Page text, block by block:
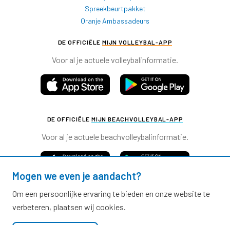
Spreekbeurtpakket
Oranje Ambassadeurs
DE OFFICIËLE MIJN VOLLEYBAL-APP
Voor al je actuele volleybalinformatie.
DE OFFICIËLE MIJN BEACHVOLLEYBAL-APP
Voor al je actuele beachvolleybalinformatie.
Mogen we even je aandacht?
Om een persoonlijke ervaring te bieden en onze website te
verbeteren, plaatsen wij cookies.